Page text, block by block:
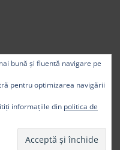
bună și fluentă navigare pe
pentru optimizarea navigării
informațiile din politica de